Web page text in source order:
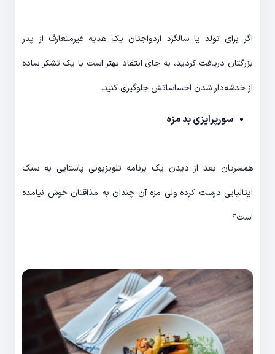
اگر برای تولد یا سالگرد ازدواجتان یک هدیه غیرمتعارف از پدر
بزرگتان دریافت کردید، به جای انتقاد بهتر است با یک تشکر ساده
از خدشه‌دار شدن احساساتش جلوگیری کنید.
سورپرایزی بد مزه
همسرتان بعد از دیدن یک برنامه تلویزیونی پاستایی به سبک
ایتالیایی درست کرده ولی مزه آن چندان به مذاقتان خوش نیامده
است؟